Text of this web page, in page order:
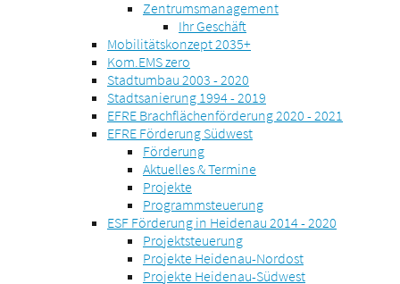
Zentrumsmanagement
Ihr Geschäft
Mobilitätskonzept 2035+
Kom.EMS zero
Stadtumbau 2003 - 2020
Stadtsanierung 1994 - 2019
EFRE Brachflächenförderung 2020 - 2021
EFRE Förderung Südwest
Förderung
Aktuelles & Termine
Projekte
Programmsteuerung
ESF Förderung in Heidenau 2014 - 2020
Projektsteuerung
Projekte Heidenau-Nordost
Projekte Heidenau-Südwest